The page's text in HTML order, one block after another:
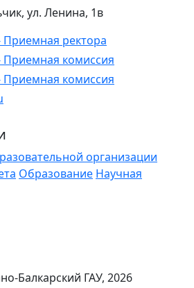
ул. Ленина, 1в
Приемная ректора
Приемная комиссия
Приемная комиссия
организации
Образование Научная
Балкарский ГАУ, 2026